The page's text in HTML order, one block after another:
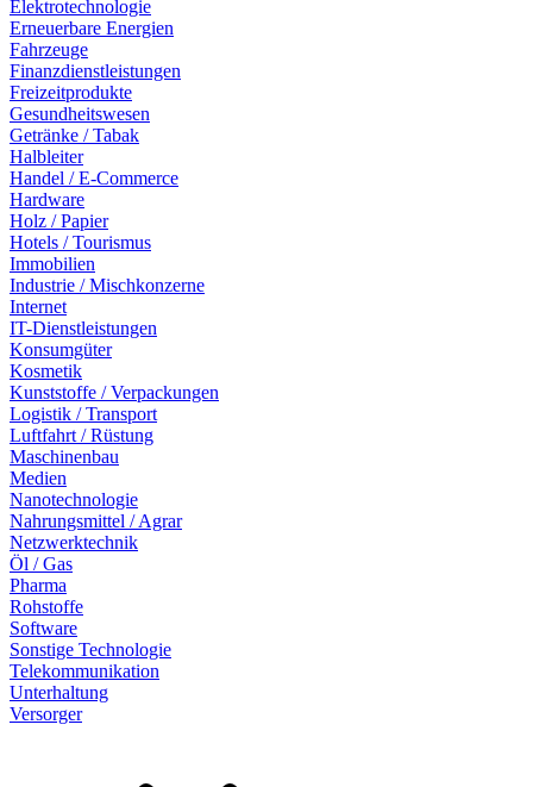
Elektrotechnologie
Erneuerbare Energien
Fahrzeuge
Finanzdienstleistungen
Freizeitprodukte
Gesundheitswesen
Getränke / Tabak
Halbleiter
Handel / E-Commerce
Hardware
Holz / Papier
Hotels / Tourismus
Immobilien
Industrie / Mischkonzerne
Internet
IT-Dienstleistungen
Konsumgüter
Kosmetik
Kunststoffe / Verpackungen
Logistik / Transport
Luftfahrt / Rüstung
Maschinenbau
Medien
Nanotechnologie
Nahrungsmittel / Agrar
Netzwerktechnik
Öl / Gas
Pharma
Rohstoffe
Software
Sonstige Technologie
Telekommunikation
Unterhaltung
Versorger